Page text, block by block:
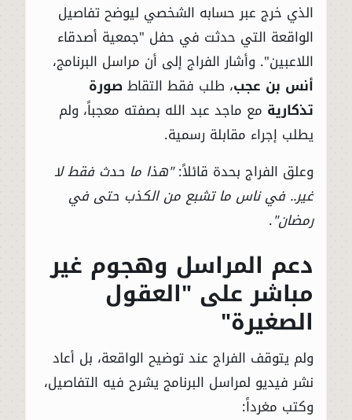
الذي خرج عبر حسابه الشخصي ليوضح تفاصيل
الواقعة التي حدثت في حفل "جمعية أصدقاء
اللاعبين". وأشار الفراج إلى أن مراسل البرنامج،
أنس بن عجب، طلب فقط التقاطصورة
تذكارية مع ماجد عبد الله بصفته معجباً، ولم
يطلب إجراء مقابلة رسمية.
وعلق الفراج بحدة قائلاً:"هذا ما حدث فقط لا
غير.. في ناس ما تشبع من الكذب حتى في
رمضان".
دعم المراسل وهجوم غير
مباشر على "العقول
الصغيرة"
ولم يتوقف الفراج عند توضيح الواقعة، بل أعاد
نشر فيديو لمراسل البرنامج يشرح فيه التفاصيل،
وكتب مغرداً: